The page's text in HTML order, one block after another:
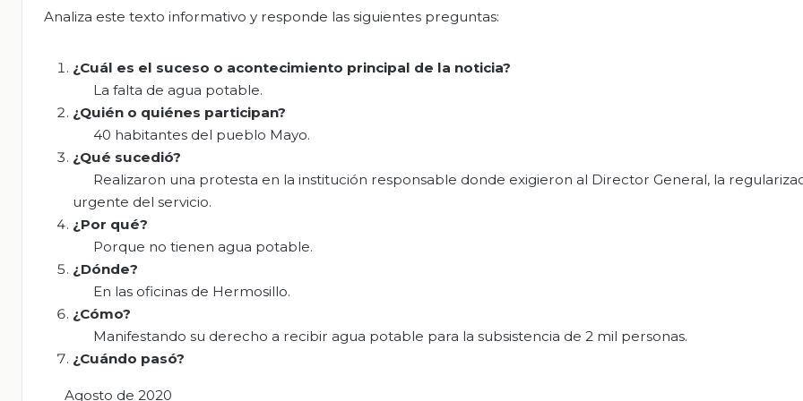
Analiza este texto informativo y responde las siguientes preguntas:
¿Cuál es el suceso o acontecimiento principal de la noticia?
La falta de agua potable.
¿Quién o quiénes participan?
40 habitantes del pueblo Mayo.
¿Qué sucedió?
Realizaron una protesta en la institución responsable donde exigieron al Director General, la
urgente del servicio.
¿Por qué?
Porque no tienen agua potable.
¿Dónde?
En las oficinas de Hermosillo.
¿Cómo?
Manifestando su derecho a recibir agua potable para la subsistencia de 2 mil personas.
¿Cuándo pasó?
Agosto de 2020